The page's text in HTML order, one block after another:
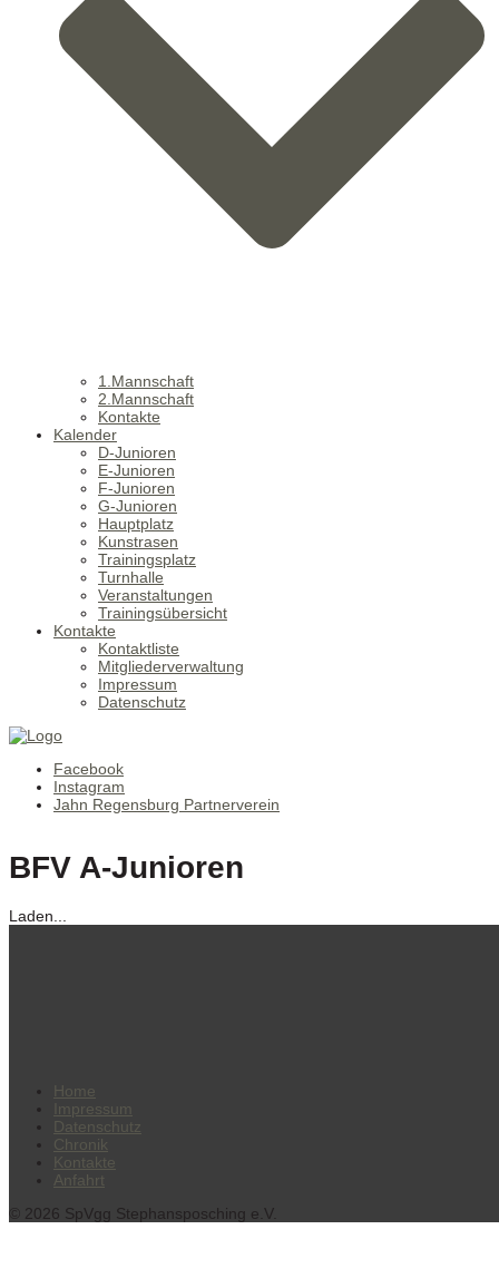
1.Mannschaft
2.Mannschaft
Kontakte
Kalender
D-Junioren
E-Junioren
F-Junioren
G-Junioren
Hauptplatz
Kunstrasen
Trainingsplatz
Turnhalle
Veranstaltungen
Trainingsübersicht
Kontakte
Kontaktliste
Mitgliederverwaltung
Impressum
Datenschutz
Facebook
Instagram
Jahn Regensburg Partnerverein
BFV A-Junioren
Laden...
Home
Impressum
Datenschutz
Chronik
Kontakte
Anfahrt
© 2026 SpVgg Stephansposching e.V.